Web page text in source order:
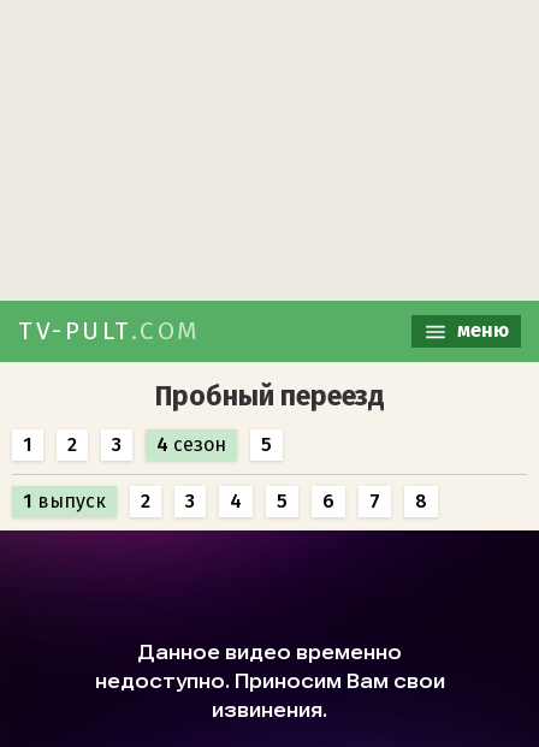
TV-PULT.COM меню
Пробный переезд
1 2 3 4 сезон 5
1 выпуск 2 3 4 5 6 7 8